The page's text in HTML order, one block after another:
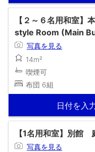
【２～６名用和室
style Room (Main
写真を見る
14m²
喫煙可
布団 6組
日付を入
【1名用和室】別館
写真を見る